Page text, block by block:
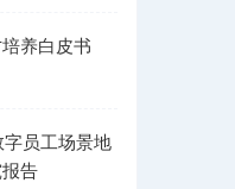
养白皮书
字员工场景地
告